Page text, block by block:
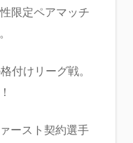
限定ペアマッチ
付けリーグ戦。
ースト契約選手